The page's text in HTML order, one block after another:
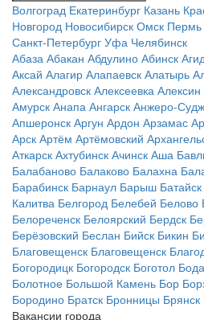
Волгоград Екатеринбург Казань
Новгород Новосибирск Омск Пермь
Санкт-Петербург Уфа Челябинск
Абаза Абакан Абдулино Абинск
Аксай Алагир Алапаевск Алатырь
Александровск Алексеевка Алексин
Амурск Анапа Ангарск Анжеро-
Апшеронск Аргун Ардон Арзамас
Арск Артём Артёмовский
Аткарск Ахтубинск Ачинск Аша
Балабаново Балаково Балахна
Барабинск Барнаул Барыш Батайск
Калитва Белгород Белебей Белово
Белореченск Белоярский Бердск
Берёзовский Беслан Бийск Бикин
Благовещенск Благовещенск
Богородицк Богородск Боготол
Болотное Большой Камень Бор
Бородино Братск Бронницы Брянск
Вакансии города